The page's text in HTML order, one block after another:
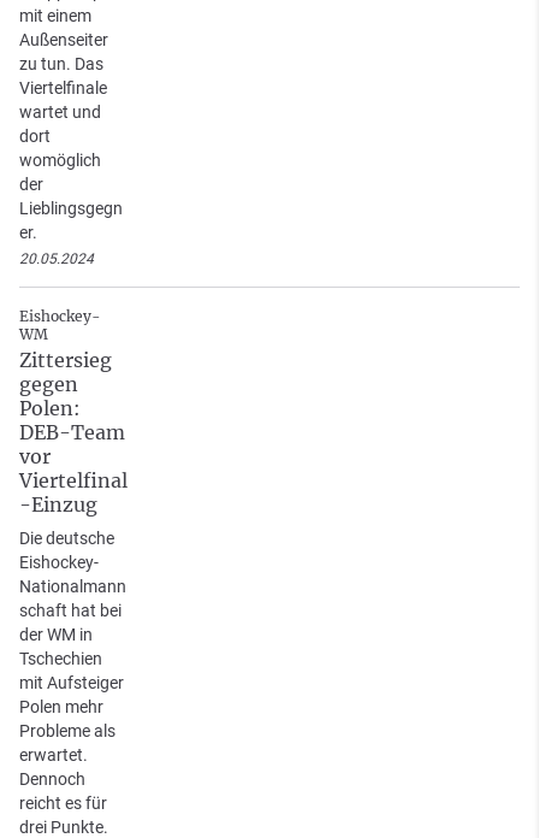
mit einem
Außenseiter
zu tun. Das
Viertelfinale
wartet und
dort
womöglich
der
Lieblingsgegn
er.
20.05.2024
Eishockey-
WM
Zittersieg
gegen
Polen:
DEB-Team
vor
Viertelfinal
-Einzug
Die deutsche
Eishockey-
Nationalmann
schaft hat bei
der WM in
Tschechien
mit Aufsteiger
Polen mehr
Probleme als
erwartet.
Dennoch
reicht es für
drei Punkte.